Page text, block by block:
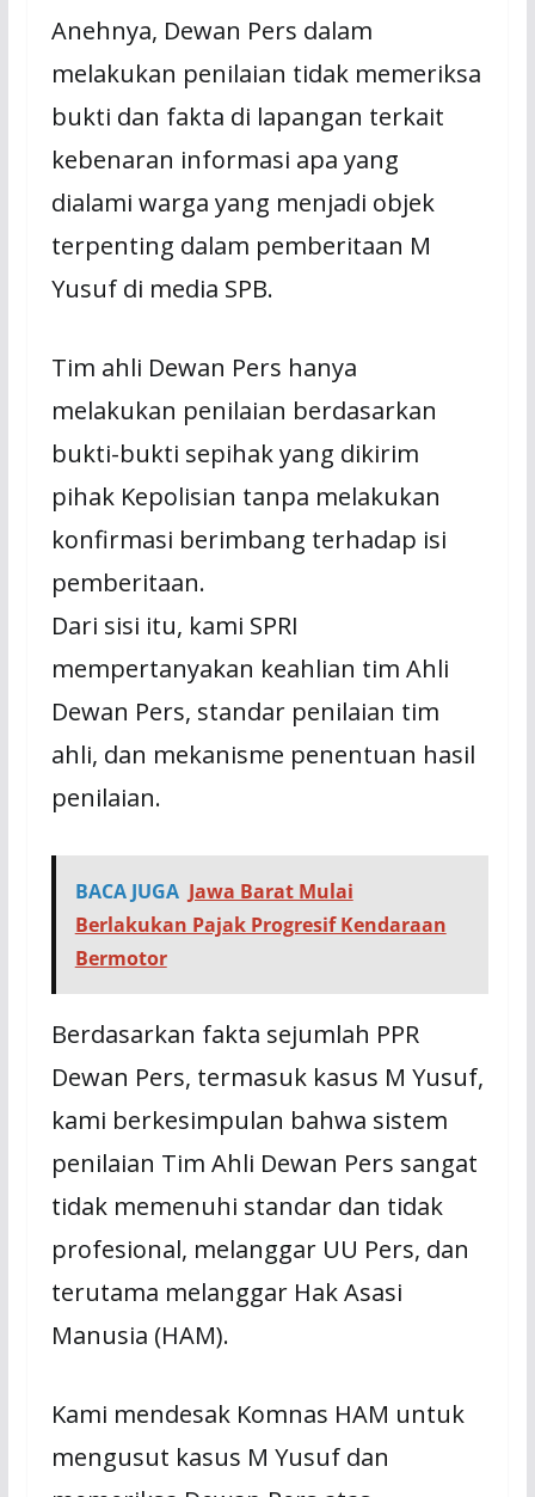
Anehnya, Dewan Pers dalam
melakukan penilaian tidak memeriksa
bukti dan fakta di lapangan terkait
kebenaran informasi apa yang
dialami warga yang menjadi objek
terpenting dalam pemberitaan M
Yusuf di media SPB.
Tim ahli Dewan Pers hanya
melakukan penilaian berdasarkan
bukti-bukti sepihak yang dikirim
pihak Kepolisian tanpa melakukan
konfirmasi berimbang terhadap isi
pemberitaan.
Dari sisi itu, kami SPRI
mempertanyakan keahlian tim Ahli
Dewan Pers, standar penilaian tim
ahli, dan mekanisme penentuan hasil
penilaian.
BACA JUGA Jawa Barat Mulai
Berlakukan Pajak Progresif Kendaraan
Bermotor
Berdasarkan fakta sejumlah PPR
Dewan Pers, termasuk kasus M Yusuf,
kami berkesimpulan bahwa sistem
penilaian Tim Ahli Dewan Pers sangat
tidak memenuhi standar dan tidak
profesional, melanggar UU Pers, dan
terutama melanggar Hak Asasi
Manusia (HAM).
Kami mendesak Komnas HAM untuk
mengusut kasus M Yusuf dan